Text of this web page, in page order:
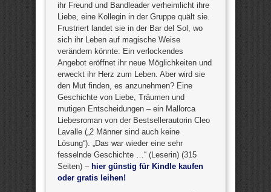
ihr Freund und Bandleader verheimlicht ihre
Liebe, eine Kollegin in der Gruppe quält sie.
Frustriert landet sie in der Bar del Sol, wo
sich ihr Leben auf magische Weise
verändern könnte: Ein verlockendes
Angebot eröffnet ihr neue Möglichkeiten und
erweckt ihr Herz zum Leben. Aber wird sie
den Mut finden, es anzunehmen? Eine
Geschichte von Liebe, Träumen und
mutigen Entscheidungen – ein Mallorca
Liebesroman von der Bestsellerautorin Cleo
Lavalle („2 Männer sind auch keine
Lösung“). „Das war wieder eine sehr
fesselnde Geschichte …“ (Leserin) (315
Seiten) – hier günstig für Kindle kaufen
oder gratis leihen!